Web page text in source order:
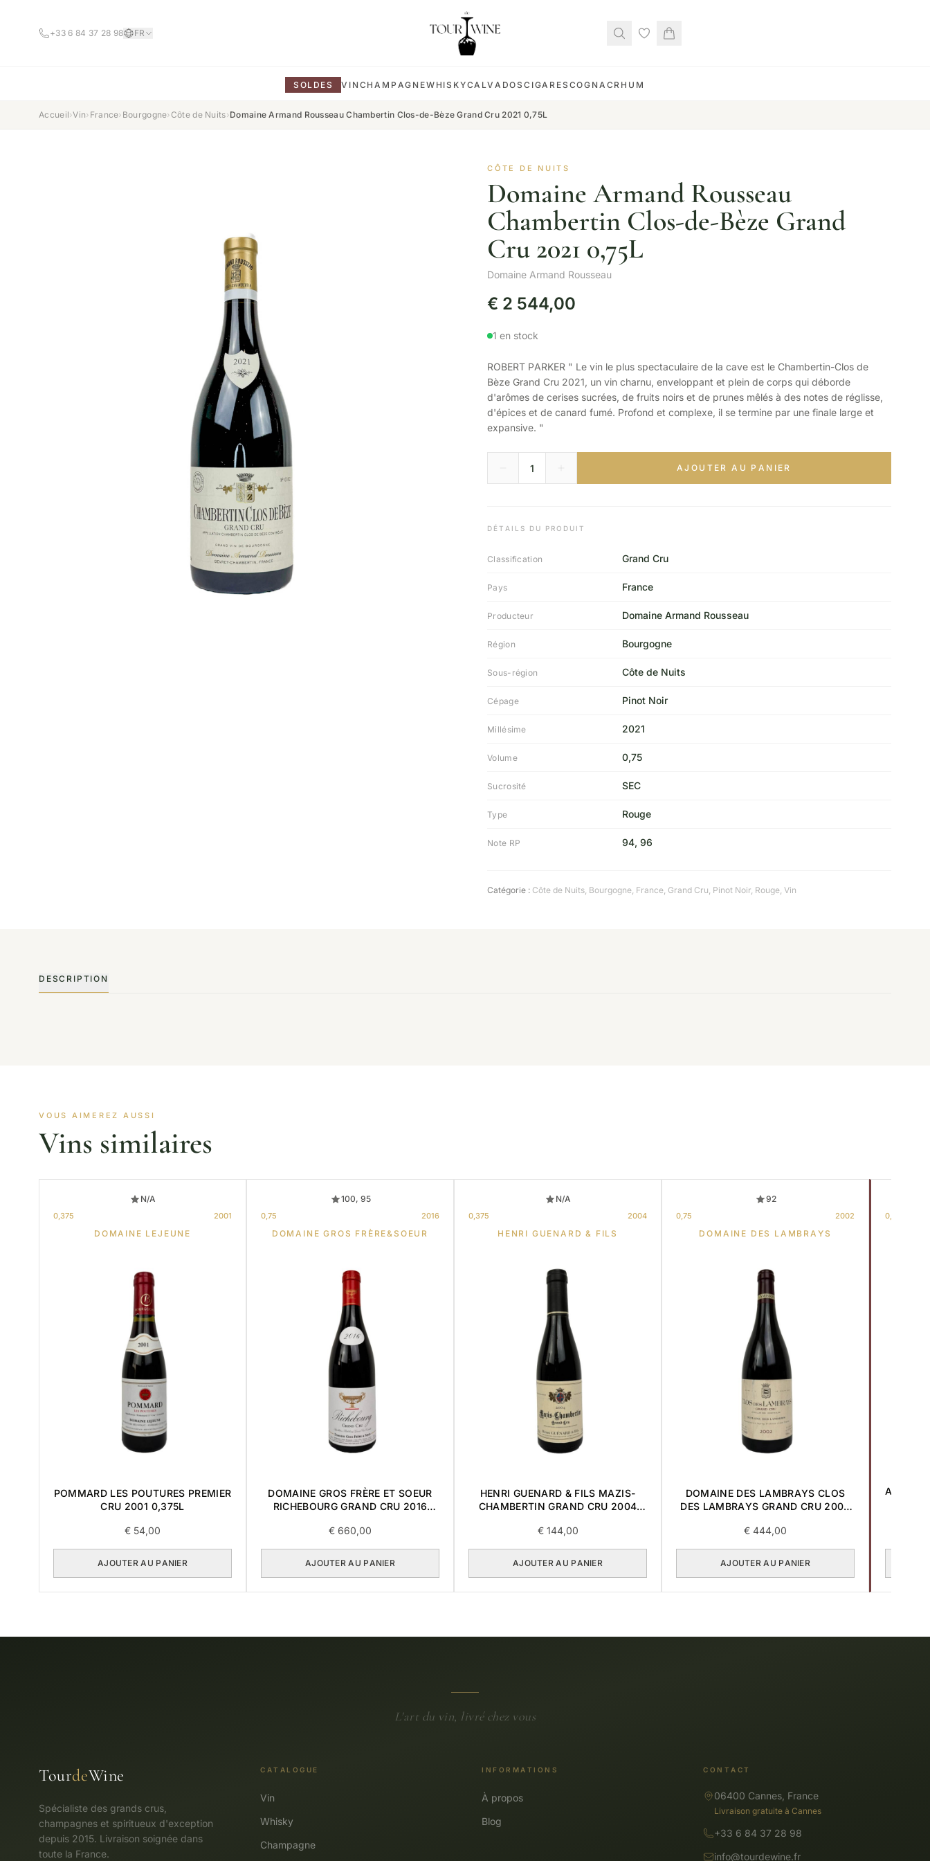
+33 6 84 37 28 98 FR
SOLDES VIN CHAMPAGNEWHISKYCALVADOS CIGARES COGNAC RHUM
Accueil›Vin› France› Bourgogne›Côte de Nuits›Domaine Armand Rousseau Chambertin Clos-de-Bèze Grand Cru 2021 0,75L
CÔTE DE NUITS
Domaine Armand Rousseau
Chambertin Clos-de-Bèze Grand
Cru 2021 0,75L
Domaine Armand Rousseau
€ 2 544,00
1 en stock
ROBERT PARKER " Le vin le plus spectaculaire de la cave est le Chambertin-Clos de
Bèze Grand Cru 2021, un vin charnu, enveloppant et plein de corps qui déborde
d'arômes de cerises sucrées, de fruits noirs et de prunes mêlés à des notes de réglisse,
d'épices et de canard fumé. Profond et complexe, il se termine par une finale large et
expansive. "
AJOUTER AU PANIER
DÉTAILS DU PRODUIT
Classification Grand Cru
Pays France
Producteur Domaine Armand Rousseau
Région Bourgogne
Sous-région Côte de Nuits
Cépage Pinot Noir
Millésime 2021
Volume 0,75
Sucrosité SEC
Type Rouge
Note RP 94, 96
Catégorie : Côte de Nuits, Bourgogne, France, Grand Cru, Pinot Noir, Rouge, Vin
DESCRIPTION
VOUS AIMEREZ AUSSI
Vins similaires
N/A
0,375 2001
DOMAINE LEJEUNE
POMMARD LES POUTURES PREMIER
CRU 2001 0,375L
€ 54,00
AJOUTER AU PANIER
100, 95
0,75 2016
DOMAINE GROS FRÈRE&SOEUR
DOMAINE GROS FRÈRE ET SOEUR
RICHEBOURG GRAND CRU 2016
€ 660,00
AJOUTER AU PANIER
N/A
0,375 2004
HENRI GUENARD & FILS
HENRI GUENARD & FILS MAZIS-
CHAMBERTIN GRAND CRU 2004
€144,00
AJOUTER AU PANIER
92
0,75 2002
DOMAINE DES LAMBRAYS
DOMAINE DES LAMBRAYS CLOS
DES LAMBRAYS GRAND CRU 2002
€ 444,00
AJOUTER AU PANIER
0,75
L'art du vin, livré chez vous
TourdeWine
Spécialiste des grands crus,
champagnes et spiritueux d'exception
depuis 2015. Livraison soignée dans
toute la France.
CATALOGUE
Vin
Whisky
Champagne
INFORMATIONS
À propos
Blog
CONTACT
06400 Cannes, France
Livraison gratuite à Cannes
+33 6 84 37 28 98
info@tourdewine.fr